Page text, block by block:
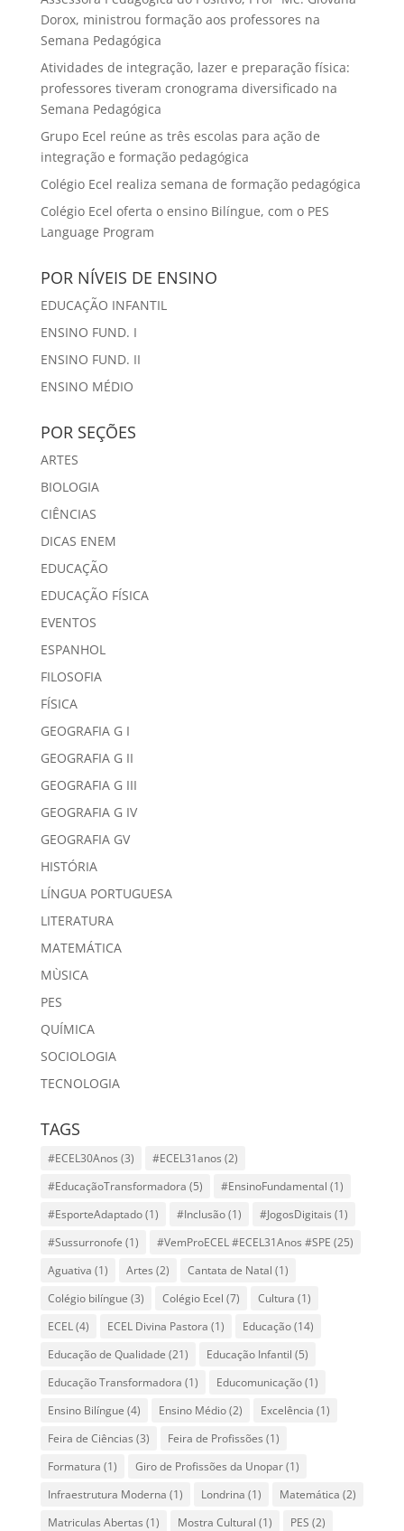
Dorox, ministrou formação aos professores na
Semana Pedagógica
Atividades de integração, lazer e preparação física:
professores tiveram cronograma diversificado na
Semana Pedagógica
Grupo Ecel reúne as três escolas para ação de
integração e formação pedagógica
Colégio Ecel realiza semana de formação pedagógica
Colégio Ecel oferta o ensino Bilíngue, com o PES
Language Program
POR NÍVEIS DE ENSINO
EDUCAÇÃO INFANTIL
ENSINO FUND. I
ENSINO FUND. II
ENSINO MÉDIO
POR SEÇÕES
ARTES
BIOLOGIA
CIÊNCIAS
DICAS ENEM
EDUCAÇÃO
EDUCAÇÃO FÍSICA
EVENTOS
ESPANHOL
FILOSOFIA
FÍSICA
GEOGRAFIA G I
GEOGRAFIA G II
GEOGRAFIA G III
GEOGRAFIA G IV
GEOGRAFIA GV
HISTÓRIA
LÍNGUA PORTUGUESA
LITERATURA
MATEMÁTICA
MÙSICA
PES
QUÍMICA
SOCIOLOGIA
TECNOLOGIA
TAGS
#ECEL30Anos (3) #ECEL31anos (2)
#EducaçãoTransformadora (5) #EnsinoFundamental (1)
#EsporteAdaptado(1) #Inclusão(1) #JogosDigitais (1)
#Sussurronofe (1) #VemProECEL #ECEL31Anos #SPE (25)
Aguativa (1) Artes (2) Cantata de Natal (1)
Colégio bilíngue (3) Colégio Ecel (7) Cultura (1)
ECEL(4) ECEL Divina Pastora (1) Educação(14)
Educação de Qualidade (21) Educação Infantil (5)
Educação Transformadora (1) Educomunicação(1)
Ensino Bilíngue (4) Ensino Médio(2) Excelência (1)
Feira de Ciências (3) Feira de Profissões (1)
Formatura (1) Giro de Profissões da Unopar(1)
Infraestrutura Moderna (1) Londrina (1) Matemática (2)
Matriculas Abertas (1) Mostra Cultural (1) PES (2)